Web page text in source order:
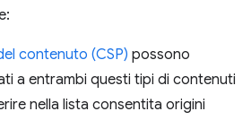
contenuto (CSP) possono
a entrambi questi tipi di contenuti
nella lista consentita origini